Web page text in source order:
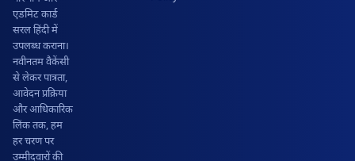
एडमिट कार्ड
सरल हिंदी में
उपलब्ध कराना।
नवीनतम वैकेंसी
से लेकर पात्रता,
आवेदन प्रक्रिया
और आधिकारिक
लिंक तक, हम
हर चरण पर
उम्मीदवारों की